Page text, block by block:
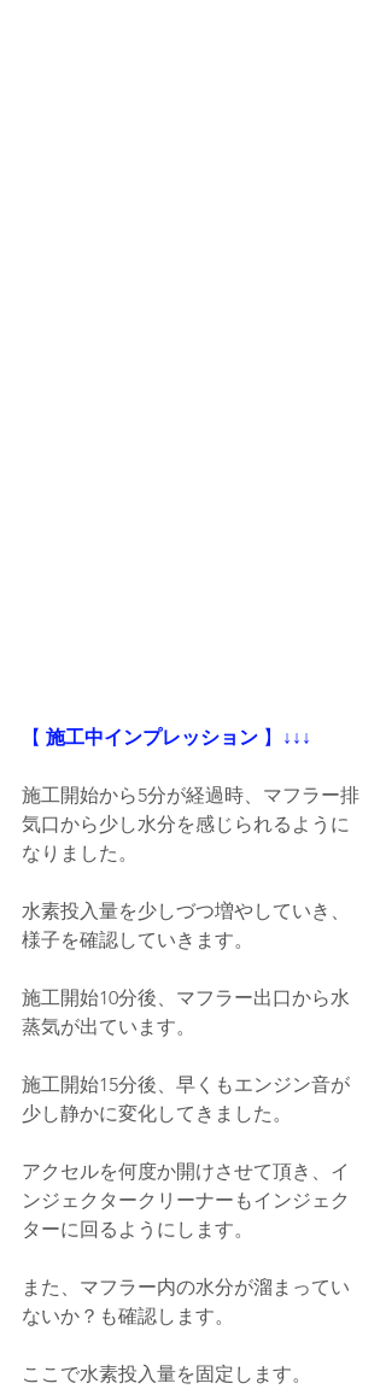
【 施工中インプレッション 】 ↓↓↓
施工開始から5分が経過時、マフラー排
気口から少し水分を感じられるように
なりました。
水素投入量を少しづつ増やしていき、
様子を確認していきます。
施工開始10分後、マフラー出口から水
蒸気が出ています。
施工開始15分後、早くもエンジン音が
少し静かに変化してきました。
アクセルを何度か開けさせて頂き、イ
ンジェクタークリーナーもインジェク
ターに回るようにします。
また、マフラー内の水分が溜まってい
ないか？も確認します。
ここで水素投入量を固定します。